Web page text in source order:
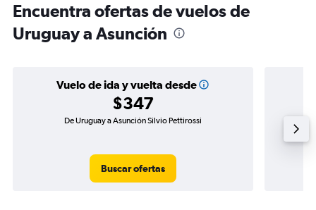
Encuentra ofertas de vuelos de
Uruguay a Asunción
Vuelo de ida y vuelta desde
$347
De Uruguay a Asunción Silvio Pettirossi
Buscar ofertas